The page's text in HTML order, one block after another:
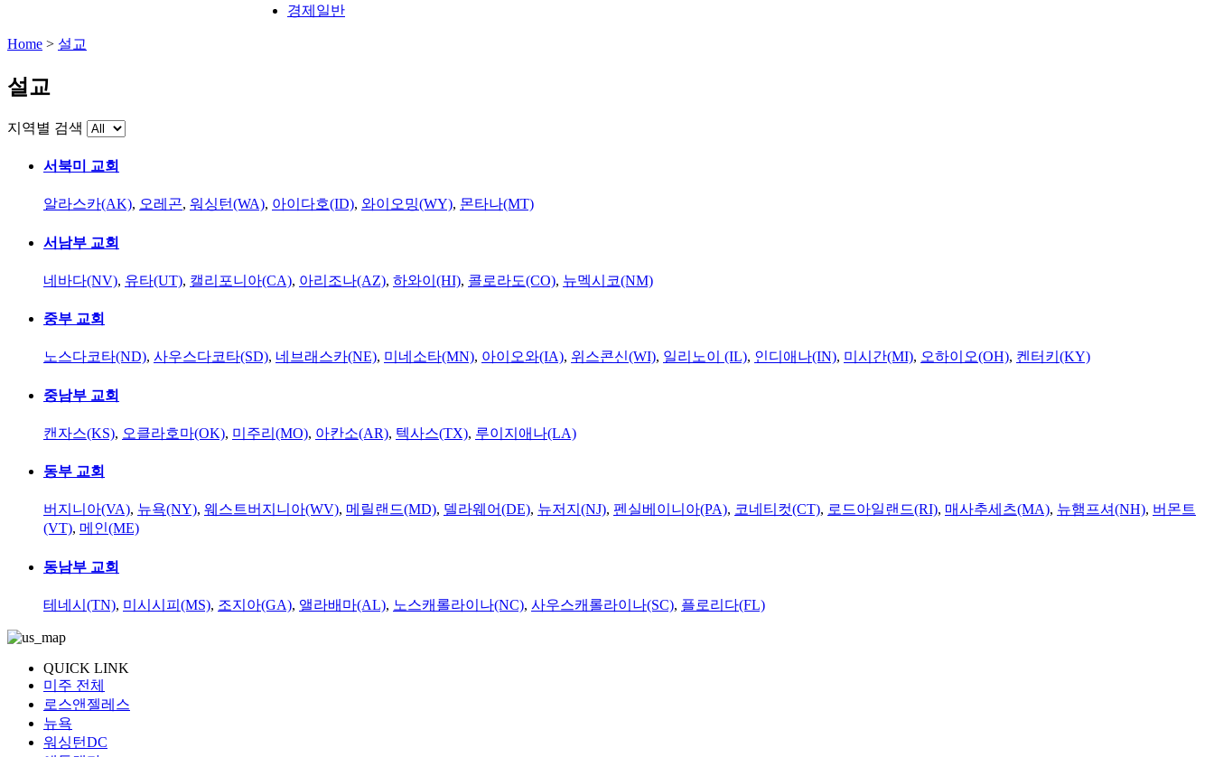
경제일반
Home > 설교
설교
지역별 검색
서북미 교회
알라스카(AK), 오레곤, 워싱턴(WA), 아이다호(ID), 와이오밍(WY), 몬타나(MT)
서남부 교회
네바다(NV), 유타(UT), 캘리포니아(CA), 아리조나(AZ), 하와이(HI), 콜로라도(CO), 뉴멕시코(NM)
중부 교회
노스다코타(ND), 사우스다코타(SD), 네브래스카(NE), 미네소타(MN), 아이오와(IA), 위스콘신(WI), 일리노이 (IL), 인디애나(IN), 미시간(MI), 오하이오(OH), 켄터키(KY)
중남부 교회
캔자스(KS), 오클라호마(OK), 미주리(MO), 아칸소(AR), 텍사스(TX), 루이지애나(LA)
동부 교회
버지니아(VA), 뉴욕(NY), 웨스트버지니아(WV), 메릴랜드(MD), 델라웨어(DE), 뉴저지(NJ), 펜실베이니아(PA), 코네티컷(CT), 로드아일랜드(RI), 매사추세츠(MA), 뉴햄프셔(NH), 버몬트
(VT), 메인(ME)
동남부 교회
테네시(TN), 미시시피(MS), 조지아(GA), 앨라배마(AL), 노스캐롤라이나(NC), 사우스캐롤라이나(SC), 플로리다(FL)
QUICK LINK
미주 전체
로스앤젤레스
뉴욕
워싱턴DC